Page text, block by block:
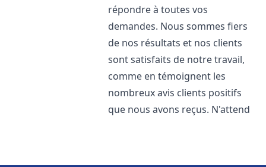
répondre à toutes vos
demandes. Nous sommes fiers
de nos résultats et nos clients
sont satisfaits de notre travail,
comme en témoignent les
nombreux avis clients positifs
que nous avons reçus. N'attend